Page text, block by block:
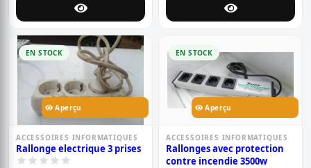
EN STOCK
Aperçu
ACCESSOIRES INFORMATIQUES
Rallonge electrique 3 prises
EN STOCK
Aperçu
ACCESSOIRES INFORMATIQUES
Rallonges avec protection
contre incendie 3500w